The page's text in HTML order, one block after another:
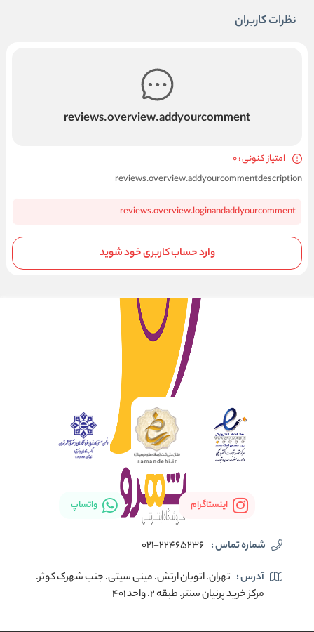
نظرات کاربران
reviews.overview.addyourcomment
امتیاز کنونی : 0
reviews.overview.addyourcommentdescription
reviews.overview.loginandaddyourcomment
وارد حساب کاربری خود شوید
اینستاگرام واتساپ
شماره تماس : 021-22465236
آدرس : تهران. اتوبان ارتش. مینی سیتی. جنب شهرک کوثر.
مرکز خرید پرنیان سنتر. طبقه ۲. واحد ۴۰۱